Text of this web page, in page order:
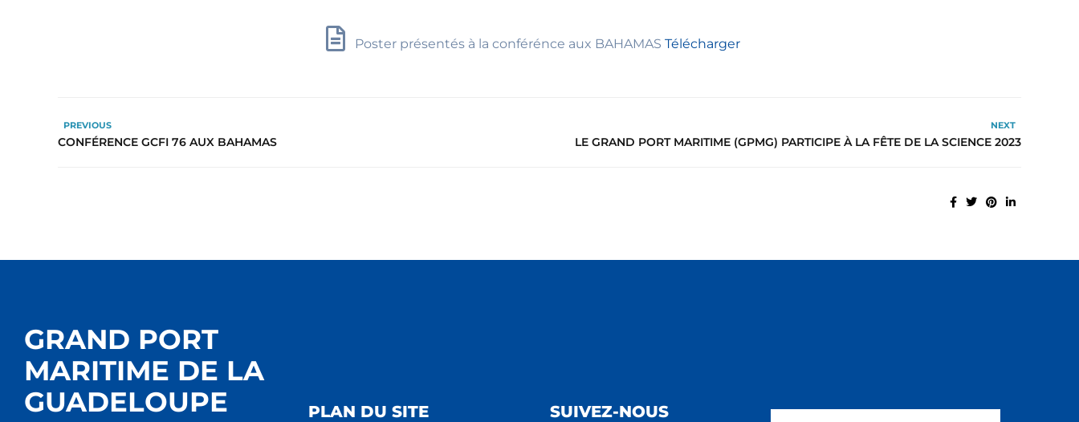
Poster présentés à la conférénce aux BAHAMAS Télécharger
PREVIOUS
CONFÉRENCE GCFI 76 AUX BAHAMAS
NEXT
LE GRAND PORT MARITIME (GPMG) PARTICIPE À LA FÊTE DE LA SCIENCE 2023
GRAND PORT
MARITIME DE LA
GUADELOUPE
PLAN DU SITE SUIVEZ-NOUS